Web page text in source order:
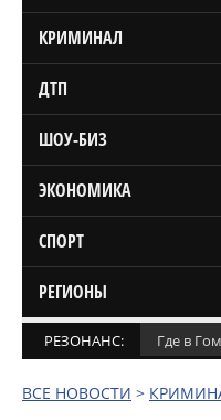
КРИМИНАЛ
ДТП
ШОУ-БИЗ
ЭКОНОМИКА
СПОРТ
РЕГИОНЫ
РЕЗОНАНС: Где в
ВСЕ НОВОСТИ >